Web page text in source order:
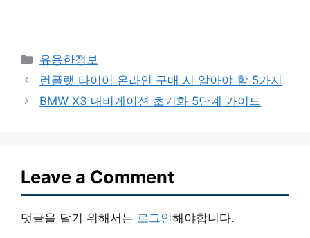
Categories
유용한정보
런플랫 타이어 온라인 구매 시 알아야 할 5가지
BMW X3 내비게이션 초기화 5단계 가이드
Leave a Comment
댓글을 달기 위해서는 로그인해야합니다.